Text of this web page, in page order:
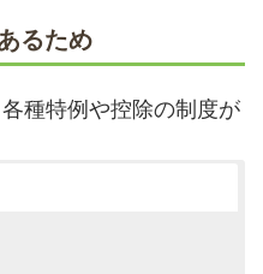
るため
種特例や控除の制度が